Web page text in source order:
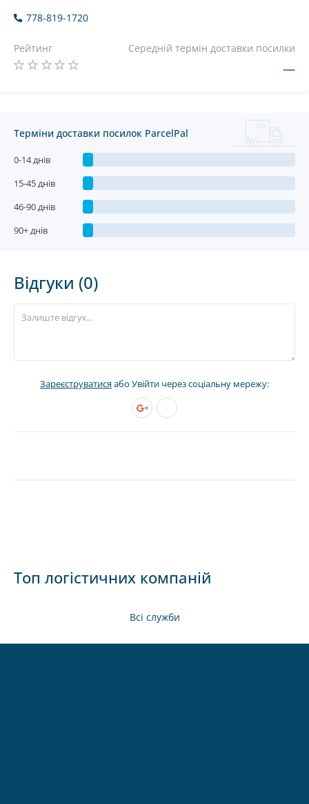
778-819-1720
Рейтинг Середній термін доставки посилки
—
Терміни доставки посилок ParcelPal
0-14 днів
15-45 днів
46-90 днів
90+ днів
Відгуки (0)
Зареєструватисяабо Увійти через соціальну мережу:
Топ логістичних компаній
Всі служби